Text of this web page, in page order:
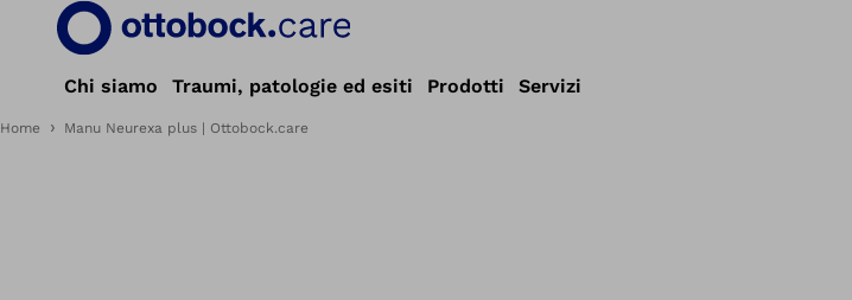
Chi siamo Traumi, patologie ed esiti Prodotti Servizi
Home Manu Neurexa plus | Ottobock.care